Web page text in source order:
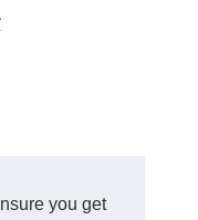
you get